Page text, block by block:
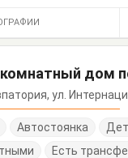
комнатный дом
ул.
Автостоянка
Есть